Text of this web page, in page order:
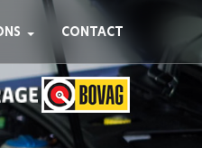
CONTACT